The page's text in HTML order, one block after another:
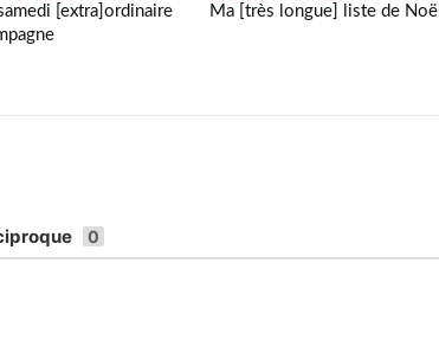
[extra]ordinaire
Ma [très longue] liste de Noël
0